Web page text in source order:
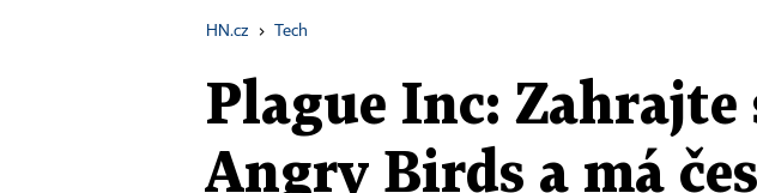
HN.cz › Tech
Plague Inc:
Angry Birds a má